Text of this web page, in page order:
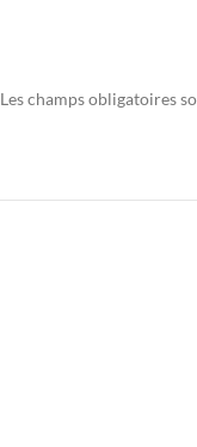
Les champs obligatoires